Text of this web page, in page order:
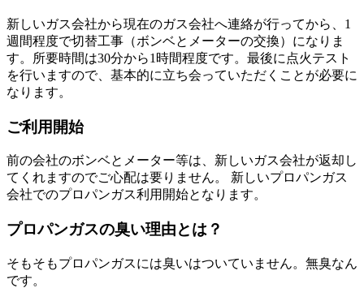
新しいガス会社から現在のガス会社へ連絡が行ってから、1
週間程度で切替工事（ボンベとメーターの交換）になりま
す。所要時間は30分から1時間程度です。最後に点火テスト
を行いますので、基本的に立ち会っていただくことが必要に
なります。
ご利用開始
前の会社のボンベとメーター等は、新しいガス会社が返却し
てくれますのでご心配は要りません。 新しいプロパンガス
会社でのプロパンガス利用開始となります。
プロパンガスの臭い理由とは？
そもそもプロパンガスには臭いはついていません。無臭なん
です。